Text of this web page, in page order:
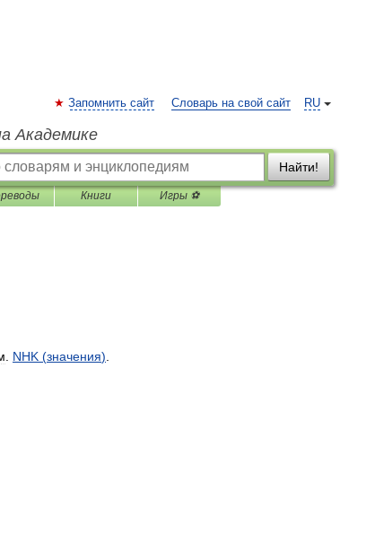
RU
Запомнить сайт Словарь на свой сайт
Академике
Найти!
Книги Игры ⚽
NHK (значения)